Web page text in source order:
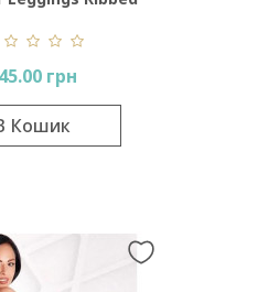
Push-Up
грн
Кошик